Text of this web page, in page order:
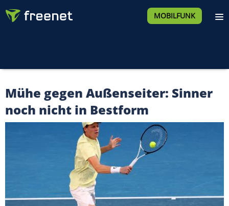
MOBILFUNK
Mühe gegen Außenseiter: Sinner
noch nicht in Bestform